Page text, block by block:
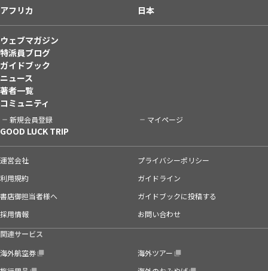
アフリカ
日本
ウェブマガジン
特派員ブログ
ガイドブック
ニュース
著者一覧
コミュニティ
新規会員登録 マイページ
GOOD LUCK TRIP
運営会社
プライバシーポリシー
利用規約
ガイドライン
書店御担当者様へ
ガイドブックに投稿する
採用情報
お問い合わせ
関連サービス
海外航空券
海外ツアー